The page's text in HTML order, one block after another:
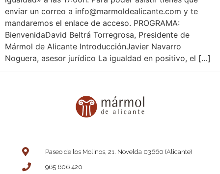
enviar un correo a info@marmoldealicante.com y te
mandaremos el enlace de acceso. PROGRAMA:
BienvenidaDavid Beltrá Torregrosa, Presidente de
Mármol de Alicante IntroducciónJavier Navarro
Noguera, asesor jurídico La igualdad en positivo, el […]
Paseo de los Molinos, 21. Novelda 03660 (Alicante)
965 606 420